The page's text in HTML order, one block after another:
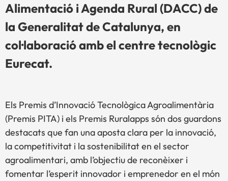
Alimentació i Agenda Rural (DACC) de
la Generalitat de Catalunya, en
col·laboració amb el centre tecnològic
Eurecat.
Els Premis d’Innovació Tecnològica Agroalimentària
(Premis PITA) i els Premis Ruralapps són dos guardons
destacats que fan una aposta clara per la innovació,
la competitivitat i la sostenibilitat en el sector
agroalimentari, amb l’objectiu de reconèixer i
fomentar l’esperit innovador i emprenedor en el món